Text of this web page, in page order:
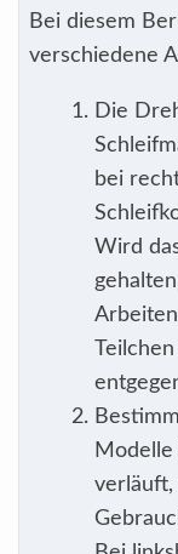
Bei diesem
verschiedene
Die
bei
Wird
Modelle
verläuft,